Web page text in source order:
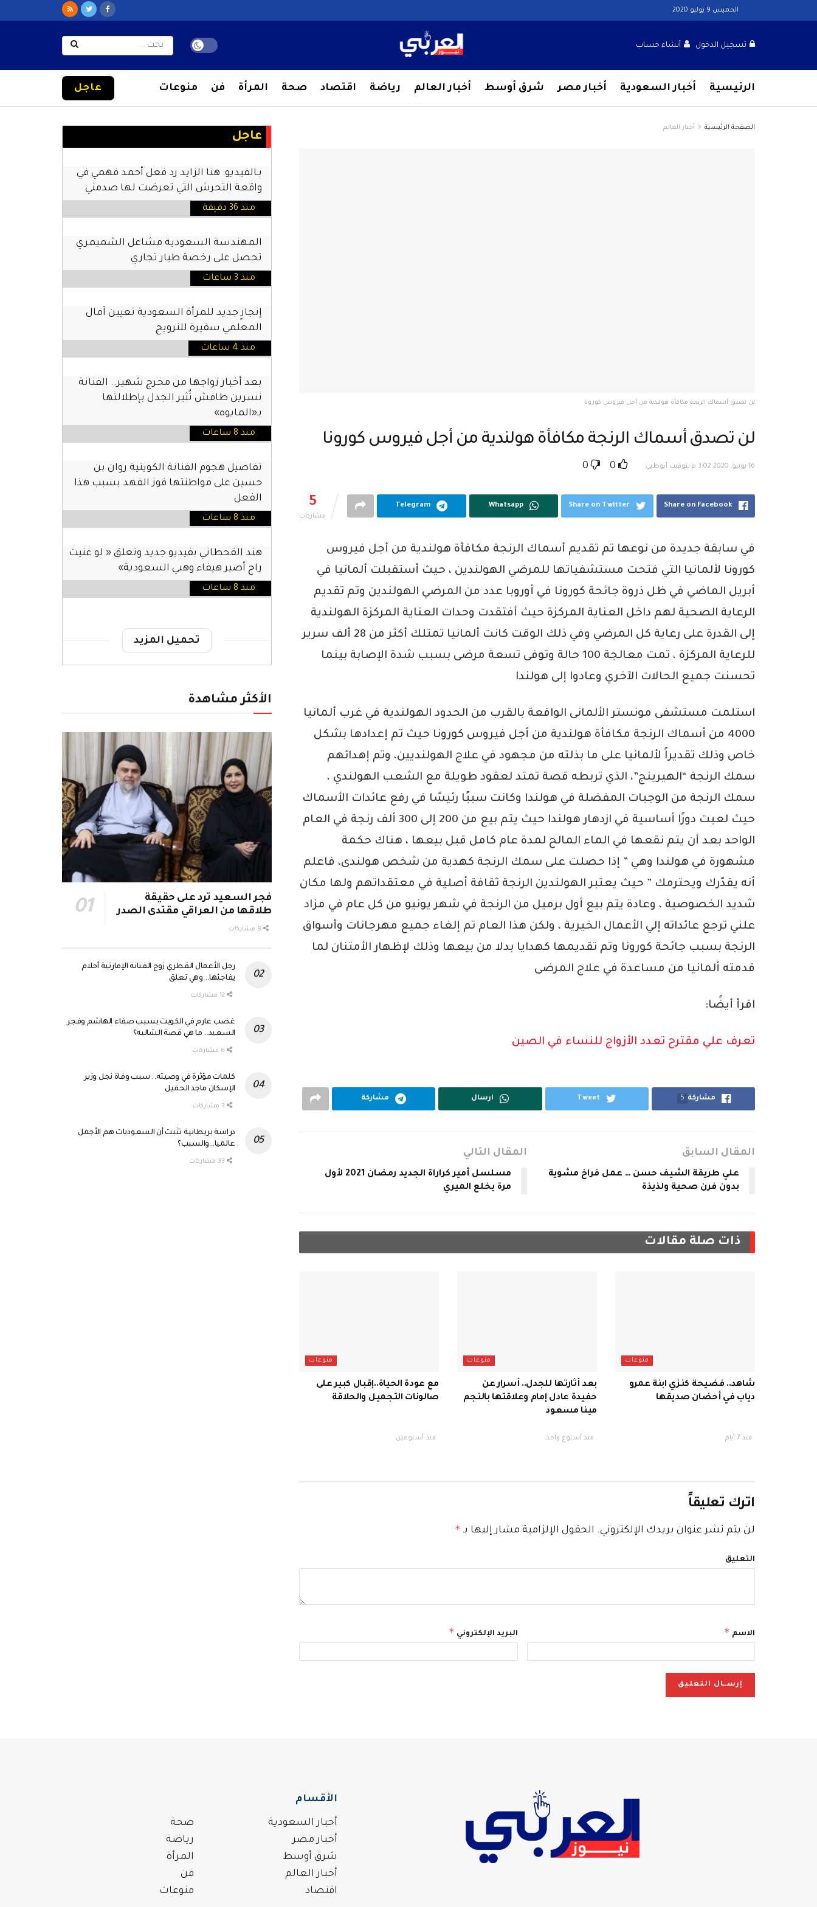
الخميس 9 يوليو 2020
تسجيل الدخول أنشاء حساب
الرئيسية أخبار السعودية أخبار مصر شرق أوسط أخبار العالم رياضة اقتصاد صحة المرأة فن منوعات عاجل
الصفحة الرئيسية أخبار العالم
لن تصدق أسماك الرنجة مكافأة هولندية من أجل فيروس كورونا
لن تصدق أسماك الرنجة مكافأة هولندية من أجل فيروس كورونا
16 يونيو, 2020 3:02 م بتوقيت أبوظبي 0
0
5
مشاركات
Share on Facebook
Share on Twitter
Whatsapp
Telegram
في سابقة جديدة من نوعها تم تقديم أسماك الرنجة مكافأة هولندية من أجل فيروس
كورونا لألمانيا التي فتحت مستشفياتها للمرضي الهولندين ، حيث أستقبلت ألمانيا في
أبريل الماضي في ظل ذروة جائحة كورونا في أوروبا عدد من المرضي الهولندين وتم تقديم
الرعاية الصحية لهم داخل العناية المركزة حيث أفتقدت وحدات العناية المركزة الهولندية
إلى القدرة على رعاية كل المرضي وفي ذلك الوقت كانت ألمانيا تمتلك أكثر من 28 ألف سرير
للرعاية المركزة ، تمت معالجة 100 حالة وتوفى تسعة مرضى بسبب شدة الإصابة بينما
تحسنت جميع الحالات الآخري وعادوا إلى هولندا
استلمت مستشفى مونستر الألمانى الواقعة بالقرب من الحدود الهولندية في غرب ألمانيا
4000 من أسماك الرنجة مكافأة هولندية من أجل فيروس كورونا حيث تم إعدادها بشكل
خاص وذلك تقديراً لألمانيا على ما بذلته من مجهود في علاج الهولنديين، وتم إهدائهم
سمك الرنجة “الهيرينج”، الذي تربطه قصة تمتد لعقود طويلة مع الشعب الهولندي ،
سمك الرنجة من الوجبات المفضلة في هولندا وكانت سببًا رئيسًا في رفع عائدات الأسماك
حيث لعبت دورًا أساسية في ازدهار هولندا حيث يتم بيع من 200 إلى 300 ألف رنجة في العام
الواحد بعد أن يتم نقعها في الماء المالح لمدة عام كامل قبل بيعها ، هناك حكمة
مشهورة في هولندا وهي ” إذا حصلت على سمك الرنجة كهدية من شخص هولندى، فاعلم
أنه يقدّرك ويحترمك ” حيث يعتبر الهولندين الرنجة ثقافة أصلية في معتقداتهم ولها مكان
شديد الخصوصية ، وعادة يتم بيع أول برميل من الرنجة في شهر يونيو من كل عام في مزاد
علني ترجع عائداته إلي الأعمال الخيرية ، ولكن هذا العام تم إلغاء جميع مهرجانات وأسواق
الرنجة بسبب جائحة كورونا وتم تقديمها كهدايا بدلا من بيعها وذلك لإظهار الأمتنان لما
قدمته ألمانيا من مساعدة في علاج المرضى
اقرأ أيضًا:
تعرف علي مقترح تعدد الأزواج للنساء في الصين
مشاركة 5
Tweet ارسال مشاركة
المقال السابق
علي طريقة الشيف حسن … عمل فراخ مشوية
بدون فرن صحية ولذيذة
المقال التالي
مسلسل أمير كراراة الجديد رمضان 2021 لأول
مرة يخلع الميري
ذات صلة مقالات
منوعات
شاهد.. فضيحة كنزي ابنة عمرو
دياب في أحضان صديقها
منذ 7 أيام
منوعات
بعد أثارتها للجدل.. أسرار عن
حفيدة عادل إمام وعلاقتها بالنجم
مينا مسعود
منذ أسبوع واحد
منوعات
مع عودة الحياة..إقبال كبير على
صالونات التجميل والحلاقة
منذ أسبوعين
اترك تعليقاً
لن يتم نشر عنوان بريدك الإلكتروني. الحقول الإلزامية مشار إليها بـ *
التعليق
الاسم * البريد الإلكتروني *
عاجل
بـالفيديو: هنا الزايد رد فعل أحمد فهمي في
واقعة التحرش التي تعرضت لها صدمني
منذ 36 دقيقة
المهندسة السعودية مشاعل الشميمري
تحصل على رخصة طيار تجاري
منذ 3 ساعات
إنجازٍ جديد للمرأة السعودية تعيين آمال
المعلمي سفيرة للنرويج
منذ 4 ساعات
بعد أخبار زواجها من مخرج شهير.. الفنانة
نسرين طافش تُثير الجدل بإطلالتها
بـ«المايوه»
منذ 8 ساعات
تفاصيل هجوم الفنانة الكويتية روان بن
حسين على مواطنتها فوز الفهد بسبب هذا
الفعل
منذ 8 ساعات
هند القحطاني بفيديو جديد وتعلق « لو غنيت
راح أصير هيفاء وهبي السعودية»
منذ 8 ساعات
تحميل المزيد
الأكثر مشاهدة
فجر السعيد ترد على حقيقة
طلاقها من العراقي مقتدى الصدر
رجل الأعمال القطري زوج الفنانة الإمارتية أحلام
يفاجئها.. وهي تعلق
غضب عارم في الكويت بسبب صفاء الهاشم وفجر
السعيد.. ما هي قصة الشاليه؟
كلمات مؤثرة في وصيته.. سبب وفاة نجل وزير
الإسكان ماجد الحقيل
دراسة بريطانية تثبت أن السعوديات هم الأجمل
عالميا…والسبب؟
الأقسام
أخبار السعودية
أخبار مصر
شرق أوسط
أخبار العالم
اقتصاد
صحة
رياضة
المرأة
فن
منوعات